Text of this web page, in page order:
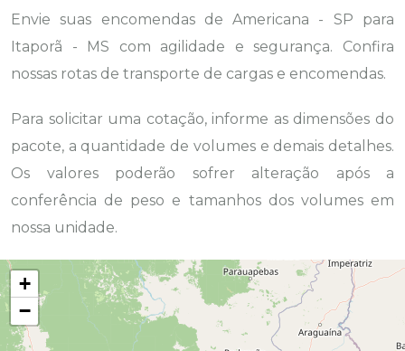
Envie suas encomendas de Americana - SP para
Itaporã - MS com agilidade e segurança. Confira
nossas rotas de transporte de cargas e encomendas.
Para solicitar uma cotação, informe as dimensões do
pacote, a quantidade de volumes e demais detalhes.
Os valores poderão sofrer alteração após a
conferência de peso e tamanhos dos volumes em
nossa unidade.
+
−